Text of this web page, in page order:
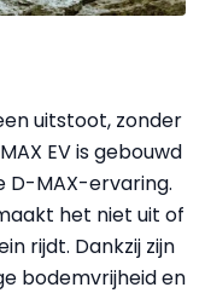
uitstoot, zonder
EV is gebouwd
D-MAX-ervaring.
het niet uit of
rijdt. Dankzij zijn
bodemvrijheid en